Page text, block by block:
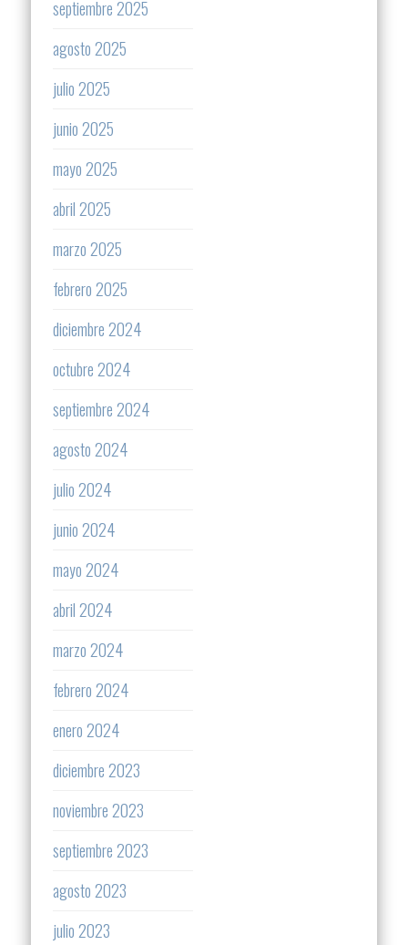
septiembre 2025
agosto 2025
julio 2025
junio 2025
mayo 2025
abril 2025
marzo 2025
febrero 2025
diciembre 2024
octubre 2024
septiembre 2024
agosto 2024
julio 2024
junio 2024
mayo 2024
abril 2024
marzo 2024
febrero 2024
enero 2024
diciembre 2023
noviembre 2023
septiembre 2023
agosto 2023
julio 2023